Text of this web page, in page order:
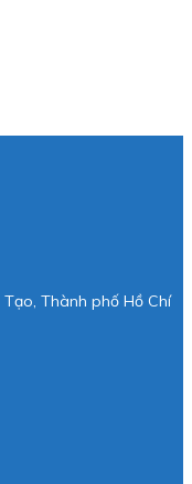
Thành phố Hồ Chí